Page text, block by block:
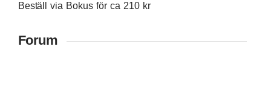
Beställ via Bokus för ca 210 kr
Forum